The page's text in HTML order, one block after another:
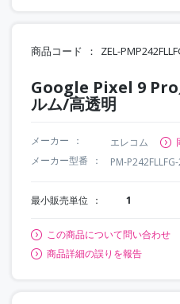
商品コード ZEL-
Google Pixel 9 Pro
ルム/高透明
メーカー エレコム
メーカー型番
PM-
最小販売単位 1
この商品について問い合わせ
商品詳細の誤りを報告